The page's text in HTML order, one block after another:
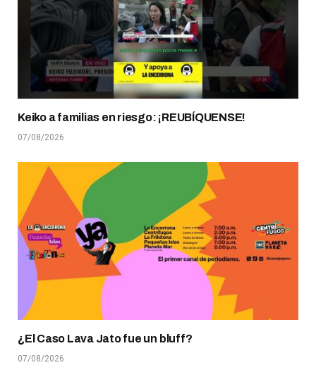
Keiko a familias en riesgo: ¡REUBÍQUENSE!
07/08/2026
¿El Caso Lava Jato fue un bluff?
07/08/2026